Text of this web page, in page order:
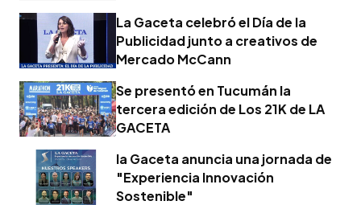
La Gaceta celebró el Día de la
Publicidad junto a creativos de
Mercado McCann
Se presentó en Tucumán la
tercera edición de Los 21K de LA
GACETA
la Gaceta anuncia una jornada de
"Experiencia Innovación
Sostenible"